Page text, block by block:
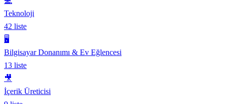
Teknoloji
42 liste
🖥️
Bilgisayar Donanımı & Ev Eğlencesi
13 liste
🎥
İçerik Üreticisi